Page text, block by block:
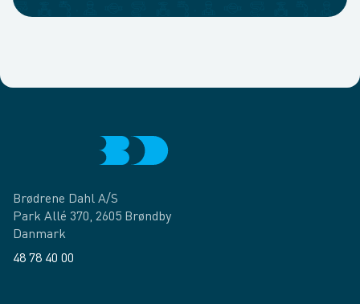
Brødrene Dahl A/S
Park Allé 370, 2605 Brøndby
Danmark
48 78 40 00